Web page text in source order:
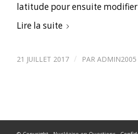
latitude pour ensuite
Lire la suite
21 JUILLET 2017 / PAR ADMIN2005